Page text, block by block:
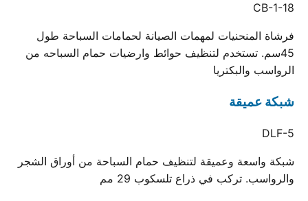
CB-1-18
فرشاة المنحنيات لمهمات الصيانة لحمامات السباحة طول
45سم. تستخدم لتنظيف حوائط وارضيات حمام السباحه من
الرواسب والبكتريا
شبكة عميقة
DLF-5
شبكة واسعة وعميقة لتنظيف حمام السباحة من أوراق الشجر
والرواسب. تركب في ذراع تلسكوب 29 مم